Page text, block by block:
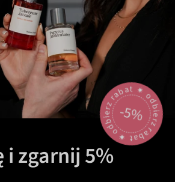
odbierz rabat 🟎 odbierz rabat 🟎
-5%
i zgarnij 5%